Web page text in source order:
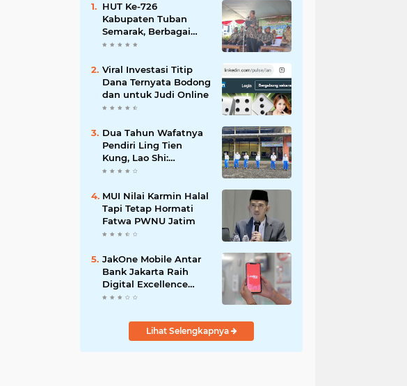
HUT Ke-726
Kabupaten Tuban
Semarak, Berbagai
Prestasinya Pun
Viral Investasi Titip
Dana Ternyata Bodong
dan untuk Judi Online
Dua Tahun Wafatnya
Pendiri Ling Tien
Kung, Lao Shi:
Amanah Harus Kita
MUI Nilai Karmin Halal
Tapi Tetap Hormati
Fatwa PWNU Jatim
JakOne Mobile Antar
Bank Jakarta Raih
Digital Excellence
Awards 2026
Lihat Selengkapnya